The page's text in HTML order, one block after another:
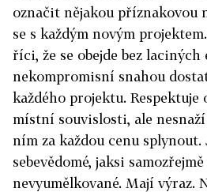
označit nějakou příznakovou
se s každým novým
říci, že se obejde bez laciných
nekompromisní snahou
každého projektu. Respektuje
místní souvislosti, ale nesnaží
ním za každou cenu splynout.
sebevědomé, jaksi
nevyumělkované. Mají výraz.